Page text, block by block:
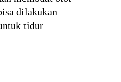
dilakukan
tidur